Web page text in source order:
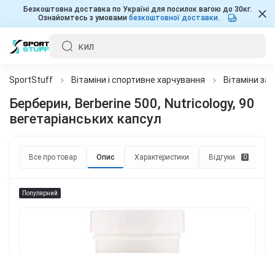
Безкоштовна доставка по Україні для посилок вагою до 30кг.
Ознайомтесь з умовами безкоштовної доставки.
SportStuff Вітаміни і спортивне харчування Вітаміни
Берберин, Berberine 500, Nutricology, 90
вегетаріанських капсул
Все про товар Опис Характеристики Відгуки 0
Популярний